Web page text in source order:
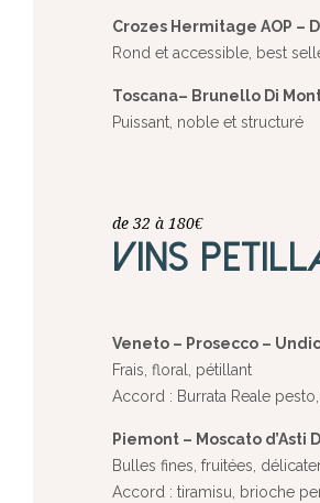
Crozes Hermitage AOP –
Rond et accessible, best
Toscana– Brunello Di
Puissant, noble et structuré
de 32 à 180€
VINS
Veneto – Prosecco –
Frais, floral, pétillant
Accord : Burrata Reale
Piemont – Moscato d’Asti
Bulles fines, fruitées,
Accord : tiramisu, brioche